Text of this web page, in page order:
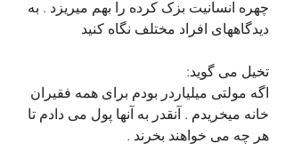
چهره انسانیت بزک کرده را بهم میریزد . به
دیدگاههای افراد مختلف نگاه کنید
تخیل می گوید:
اگه مولتی میلیاردر بودم برای همه فقیران
خانه میخریدم . آنقدر به آنها پول می دادم تا
هر چه می خواهند بخرند .